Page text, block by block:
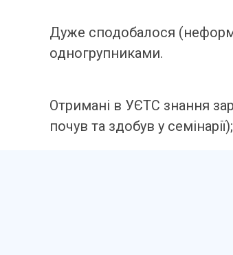
Дуже сподобалося
одногрупниками.
Отримані в УЄТС знання
почув та здобув у